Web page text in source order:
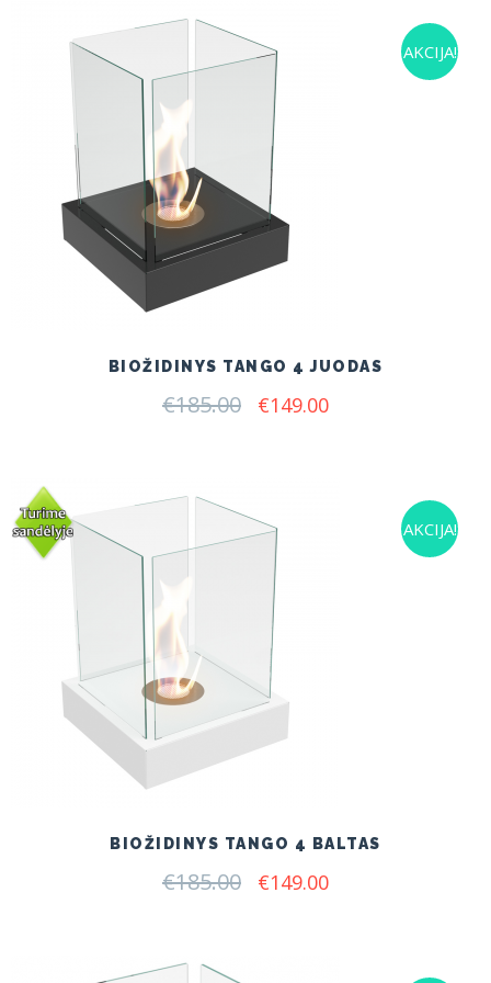
AKCIJA!
BIOŽIDINYS TANGO 4 JUODAS
€185.00 Original
€149.00Current
AKCIJA!
BIOŽIDINYS TANGO 4 BALTAS
€185.00 Original
€149.00Current